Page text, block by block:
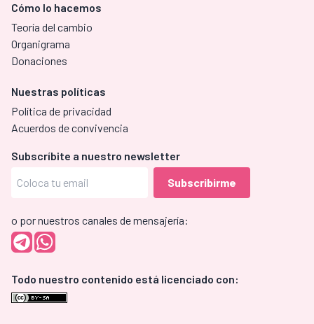
Cómo lo hacemos
Teoría del cambio
Organigrama
Donaciones
Nuestras políticas
Política de privacidad
Acuerdos de convivencia
Subscríbite a nuestro newsletter
o por nuestros canales de mensajería:
Todo nuestro contenido está licenciado con: